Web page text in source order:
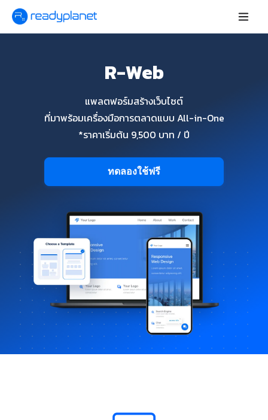
R-Web
แพลตฟอร์มสร้างเว็บไซต์
ที่มาพร้อมเครื่องมือการตลาดแบบ All-in-One
*ราคาเริ่มต้น 9,500 บาท / ปี
ทดลองใช้ฟรี